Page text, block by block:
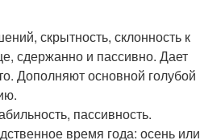
скрытность, склонность к
сдержанно и пассивно. Дает
Дополняют основной голубой
пассивность.
время года: осень или